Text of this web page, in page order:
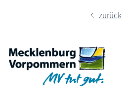
zurück